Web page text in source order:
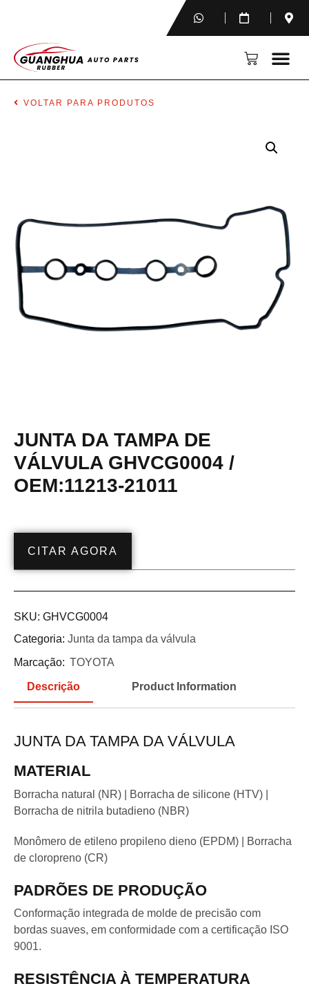
VOLTAR PARA PRODUTOS
JUNTA DA TAMPA DE
VÁLVULA GHVCG0004 /
OEM:11213-21011
CITAR AGORA
SKU: GHVCG0004
Categoria: Junta da tampa da válvula
Marcação: TOYOTA
Descrição Product Information
JUNTA DA TAMPA DA VÁLVULA
MATERIAL
Borracha natural (NR) | Borracha de silicone (HTV) |
Borracha de nitrila butadieno (NBR)
Monômero de etileno propileno dieno (EPDM) | Borracha
de cloropreno (CR)
PADRÕES DE PRODUÇÃO
Conformação integrada de molde de precisão com
bordas suaves, em conformidade com a certificação ISO
9001.
RESISTÊNCIA À TEMPERATURA